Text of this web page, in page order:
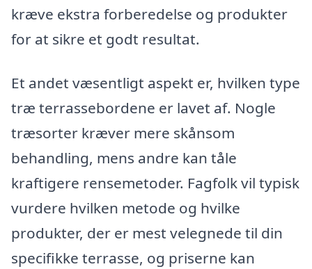
kræve ekstra forberedelse og produkter
for at sikre et godt resultat.
Et andet væsentligt aspekt er, hvilken type
træ terrassebordene er lavet af. Nogle
træsorter kræver mere skånsom
behandling, mens andre kan tåle
kraftigere rensemetoder. Fagfolk vil typisk
vurdere hvilken metode og hvilke
produkter, der er mest velegnede til din
specifikke terrasse, og priserne kan